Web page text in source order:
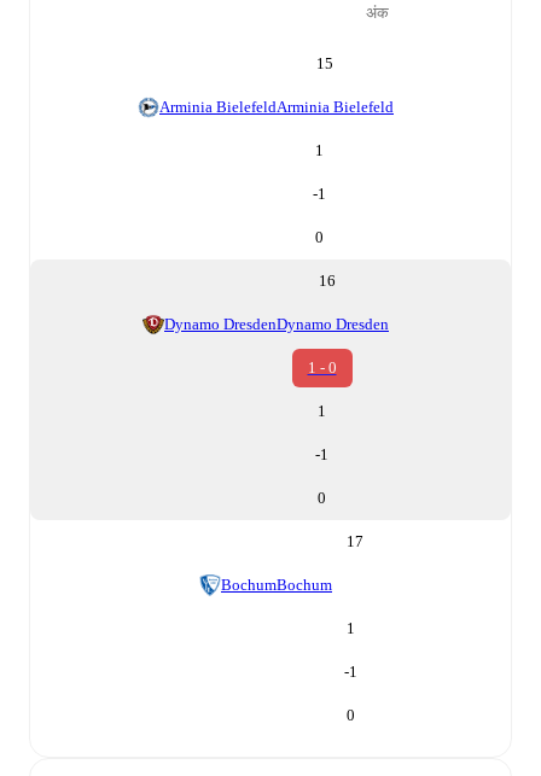
अंक
15
Arminia BielefeldArminia Bielefeld
1
-1
0
16
Dynamo DresdenDynamo Dresden
1 - 0
1
-1
0
17
BochumBochum
1
-1
0